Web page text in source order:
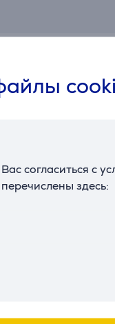
согласиться с
здесь: